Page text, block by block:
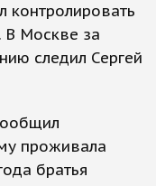
контролировать
В Москве за
следил Сергей
проживала
братья